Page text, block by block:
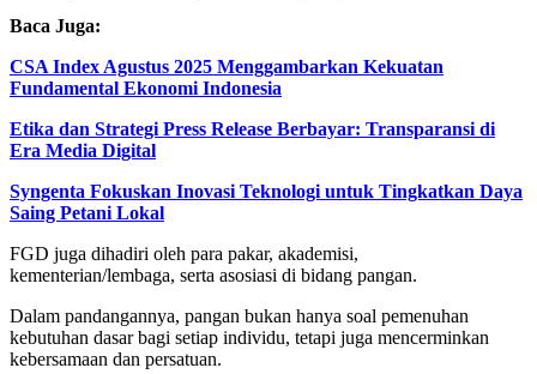
Baca Juga:
CSA Index Agustus 2025 Menggambarkan Kekuatan
Fundamental Ekonomi Indonesia
Etika dan Strategi Press Release Berbayar: Transparansi di
Era Media Digital
Syngenta Fokuskan Inovasi Teknologi untuk Tingkatkan Daya
Saing Petani Lokal
FGD juga dihadiri oleh para pakar, akademisi,
kementerian/lembaga, serta asosiasi di bidang pangan.
Dalam pandangannya, pangan bukan hanya soal pemenuhan
kebutuhan dasar bagi setiap individu, tetapi juga mencerminkan
kebersamaan dan persatuan.